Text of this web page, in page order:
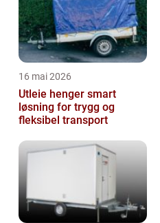
16 mai 2026
Utleie henger smart
løsning for trygg og
fleksibel transport